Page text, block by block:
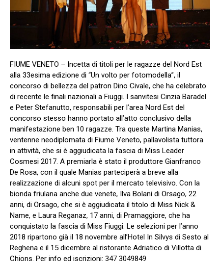
FIUME VENETO – Incetta di titoli per le ragazze del Nord Est
alla 33esima edizione di “Un volto per fotomodella”, il
concorso di bellezza del patron Dino Civale, che ha celebrato
di recente le finali nazionali a Fiuggi. I sanvitesi Cinzia Baradel
e Peter Stefanutto, responsabili per l’area Nord Est del
concorso stesso hanno portato all’atto conclusivo della
manifestazione ben 10 ragazze. Tra queste Martina Manias,
ventenne neodiplomata di Fiume Veneto, pallavolista tuttora
in attività, che si è aggiudicata la fascia di Miss Leader
Cosmesi 2017. A premiarla è stato il produttore Gianfranco
De Rosa, con il quale Manias parteciperà a breve alla
realizzazione di alcuni spot per il mercato televisivo. Con la
bionda friulana anche due venete, Ilva Bolani di Orsago, 22
anni, di Orsago, che si è aggiudicata il titolo di Miss Nick &
Name, e Laura Reganaz, 17 anni, di Pramaggiore, che ha
conquistato la fascia di Miss Fiuggi. Le selezioni per l’anno
2018 ripartono già il 18 novembre all’Hotel In Silvys di Sesto al
Reghena e il 15 dicembre al ristorante Adriatico di Villotta di
Chions. Per info ed iscrizioni: 347 3049849